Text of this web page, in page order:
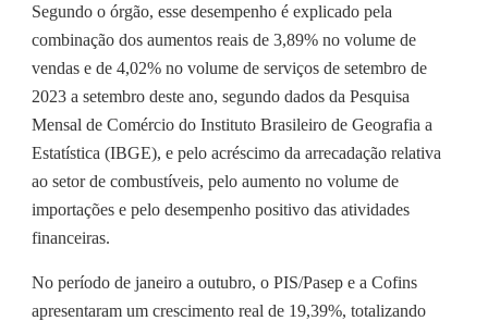
Segundo o órgão, esse desempenho é explicado pela
combinação dos aumentos reais de 3,89% no volume de
vendas e de 4,02% no volume de serviços de setembro de
2023 a setembro deste ano, segundo dados da Pesquisa
Mensal de Comércio do Instituto Brasileiro de Geografia a
Estatística (IBGE), e pelo acréscimo da arrecadação relativa
ao setor de combustíveis, pelo aumento no volume de
importações e pelo desempenho positivo das atividades
financeiras.
No período de janeiro a outubro, o PIS/Pasep e a Cofins
apresentaram um crescimento real de 19,39%, totalizando